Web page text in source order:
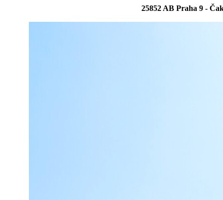
25852 AB Praha 9 -